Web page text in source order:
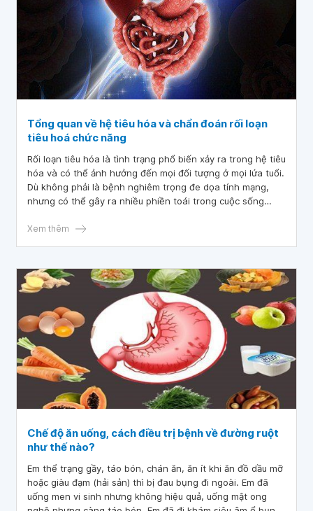
Tổng quan về hệ tiêu hóa và chẩn đoán rối loạn
tiêu hoá chức năng
Rối loạn tiêu hóa là tình trạng phổ biến xảy ra trong hệ tiêu
hóa và có thể ảnh hưởng đến mọi đối tượng ở mọi lứa tuổi.
Dù không phải là bệnh nghiêm trọng đe dọa tính mạng,
nhưng có thể gây ra nhiều phiền toái trong cuộc sống
trải qua các triệu chứng khó chịu làm ảnh hưởng đến chất
Xem thêm
Chế độ ăn uống, cách điều trị bệnh về đường ruột
như thế nào?
Em thể trạng gầy, táo bón, chán ăn, ăn ít khi ăn đồ dầu mỡ
hoặc giàu đạm (hải sản) thì bị đau bụng đi ngoài. Em đã
uống men vi sinh nhưng không hiệu quả, uống mật ong